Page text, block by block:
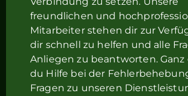
freundlichen und
Mitarbeiter stehen dir zur
dir schnell zu helfen und alle
Anliegen zu beantworten. Ganz
du Hilfe bei der
Fragen zu unseren